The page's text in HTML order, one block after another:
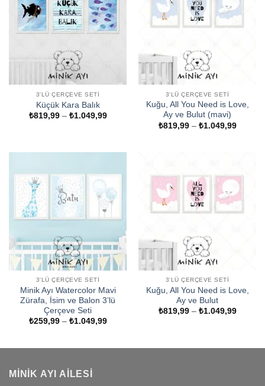
3'LÜ ÇERÇEVE SETI
Küçük Kara Balık
₺819,99 – ₺1.049,99Fiyat
3'LÜ ÇERÇEVE SETI
Kuğu, All You Need is Love,
Ay ve Bulut (mavi)
₺819,99 – ₺1.049,99Fiyat
3'LÜ ÇERÇEVE SETI
Minik Ayı Watercolor Mavi
Zürafa, İsim ve Balon 3’lü
Çerçeve Seti
₺259,99 – ₺1.049,99Fiyat
3'LÜ ÇERÇEVE SETI
Kuğu, All You Need is Love,
Ay ve Bulut
₺819,99 – ₺1.049,99Fiyat
MINIK AYI AILESI